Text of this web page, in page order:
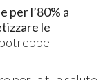
per l’80% a
le